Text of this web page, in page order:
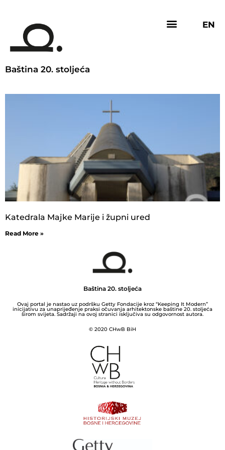
Baština 20. stoljeća
EN
Katedrala Majke Marije i župni ured
Read More »
Baština 20. stoljeća
Ovaj portal je nastao uz podršku Getty Fondacije kroz “Keeping It Modern”
inicijativu za unaprijeđenje praksi očuvanja arhitektonske baštine 20. stoljeća
širom svijeta. Sadržaji na ovoj stranici isključiva su odgovornost autora.
© 2020 CHwB BiH